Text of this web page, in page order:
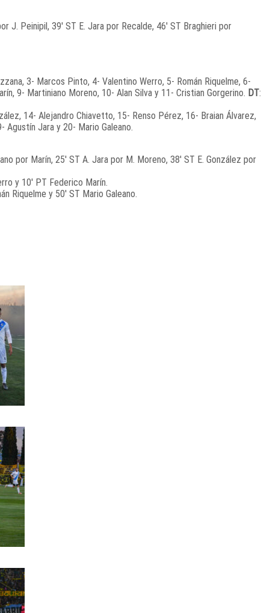
J. Peinipil, 39′ ST E. Jara por Recalde, 46′ ST Braghieri por
3- Marcos Pinto, 4- Valentino Werro, 5- Román Riquelme, 6-
9- Martiniano Moreno, 10- Alan Silva y 11- Cristian Gorgerino. DT:
14- Alejandro Chiavetto, 15- Renso Pérez, 16- Braian Álvarez,
Agustín Jara y 20- Mario Galeano.
por Marín, 25′ ST A. Jara por M. Moreno, 38′ ST E. González por
y 10′ PT Federico Marín.
Riquelme y 50′ ST Mario Galeano.